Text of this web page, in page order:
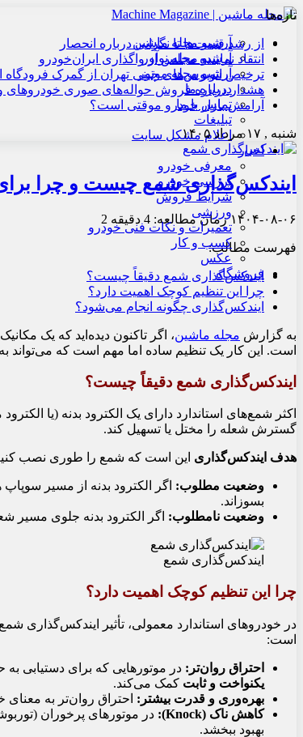
آرشیو مجله ماشین
آرشیو مجله نوآور
آرشیو مجله موتور
درباره ما
تماس با ما
تبلیغات
اعلام مشکل سایت
اخبار
معرفی خودرو
بررسی خودرو
شرایط فروش
ورزشی
تعمیرات و نکات فنی خودرو
کسب و کار
عکس
فروشگاه
تازه‌ها
از رشد قیمت‌ها تا نگرانی درباره انحصار
انتقاد نماینده مجلس از واگذاری ایران‌خودرو
ترخیص اتوبوس‌های چینی تهران از گمرک فرودگاه
هشدار درباره فروش حواله‌های صوری خودروهای
آرامش بازار خودرو موقتی است؟
شنبه , ۱۷ مرداد ۱۴۰۵
ایندکس‌گذاری شمع چیست و چرا
۱۴۰۴-۰۸-۰۶زمان مطالعه: 4 دقیقه
فهرست مطالب:
ایندکس‌گذاری شمع دقیقاً چیست؟
چرا این تنظیم کوچک اهمیت دارد؟
ایندکس‌گذاری چگونه انجام می‌شود؟
به گزارش مجله ماشین، اگر تاکنون دیده‌اید که یک
است. این کار یک تنظیم ساده اما مهم است که می‌تواند
ایندکس‌گذاری شمع دقیقاً چیست؟
اکثر شمع‌های استاندارد دارای یک الکترود بدنه (یا
گسترش شعله را مختل یا تسهیل کند.
هدف ایندکس‌گذاری این است که شمع را طوری نصب کنیم
وضعیت مطلوب: اگر الکترود بدنه از مسیر
بسوزاند.
وضعیت نامطلوب: اگر الکترود بدنه جلوی مسیر
ایندکس‌گذاری شمع
چرا این تنظیم کوچک اهمیت دارد؟
است:
احتراق روان‌تر: در موتورهایی که برای دستیابی به
یکنواخت و ثابت کمک می‌کند.
بهره‌وری و قدرت بیشتر: احتراق روان‌تر به
کاهش ناک (Knock):
در موتورهای پرخوران
بهبود ببخشد.